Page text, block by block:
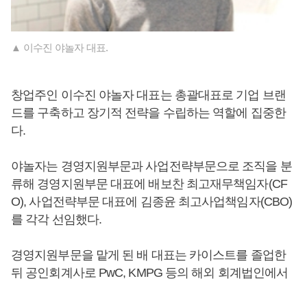
▲ 이수진 야놀자 대표.
창업주인 이수진 야놀자 대표는 총괄대표로 기업 브랜
드를 구축하고 장기적 전략을 수립하는 역할에 집중한
다.
야놀자는 경영지원부문과 사업전략부문으로 조직을 분
류해 경영지원부문 대표에 배보찬 최고재무책임자(CF
O), 사업전략부문 대표에 김종윤 최고사업책임자(CBO)
를 각각 선임했다.
경영지원부문을 맡게 된 배 대표는 카이스트를 졸업한
뒤 공인회계사로 PwC, KMPG 등의 해외 회계법인에서